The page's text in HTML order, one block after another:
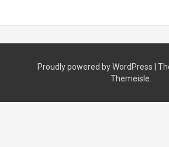
Proudly powered by WordPress
Themeisle.